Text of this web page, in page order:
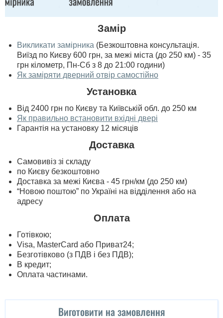
Замір
Викликати замірника (Безкоштовна консультація.
Виїзд по Києву 600 грн, за межі міста (до 250 км) - 35
грн кілометр, Пн-Сб з 8 до 21:00 години)
Як заміряти дверний отвір самостійно
Установка
Від 2400 грн по Києву та Київській обл. до 250 км
Як правильно встановити вхідні двері
Гарантія на установку 12 місяців
Доставка
Самовивіз зі складу
по Києву безкоштовно
Доставка за межі Києва - 45 грн/км (до 250 км)
“Новою поштою” по Україні на відділення або на
адресу
Оплата
Готівкою;
Visa, MasterСard або Приват24;
Безготівково (з ПДВ і без ПДВ);
В кредит;
Оплата частинами.
Виготовити на замовлення